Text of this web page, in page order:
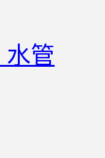
水管